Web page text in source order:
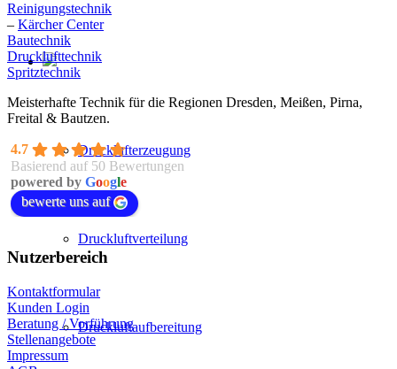
Drucklufterzeugung
Druckluftverteilung
Druckluftaufbereitung
Reinigungstechnik
– Kärcher Center
Bautechnik
Drucklufttechnik
Spritztechnik
Meisterhafte Technik für die Regionen Dresden, Meißen, Pirna,
Freital & Bautzen.
4.7
Basierend auf 50 Bewertungen
powered by Google
bewerte uns auf
Nutzerbereich
Kontaktformular
Kunden Login
Beratung / Vorführung
Stellenangebote
Impressum